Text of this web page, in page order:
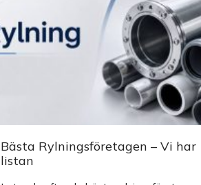
Bästa Rylningsföretagen – Vi har
listan